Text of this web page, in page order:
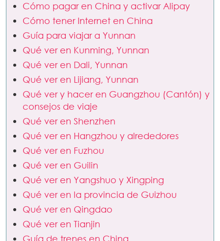
Cómo pagar en China y activar Alipay
Cómo tener Internet en China
Guía para viajar a Yunnan
Qué ver en Kunming, Yunnan
Qué ver en Dali, Yunnan
Qué ver en Lijiang, Yunnan
Qué ver y hacer en Guangzhou (Cantón) y
consejos de viaje
Qué ver en Shenzhen
Qué ver en Hangzhou y alrededores
Qué ver en Fuzhou
Qué ver en Guilin
Qué ver en Yangshuo y Xingping
Qué ver en la provincia de Guizhou
Qué ver en Qingdao
Qué ver en Tianjin
Guía de trenes en China